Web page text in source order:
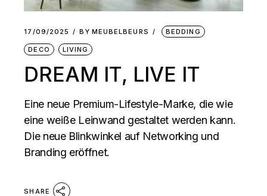
17/09/2025 BY MEUBELBEURS BEDDING
DECO LIVING
DREAM IT, LIVE IT
Eine neue Premium-Lifestyle-Marke, die wie
eine weiße Leinwand gestaltet werden kann.
Die neue Blinkwinkel auf Networking und
Branding eröffnet.
SHARE